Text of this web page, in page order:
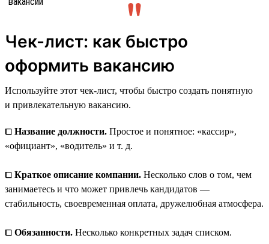
Чек-лист: как быстро
оформить вакансию
Используйте этот чек-лист, чтобы быстро создать понятную
и привлекательную вакансию.
⧠ Название должности. Простое и понятное: «кассир»,
«официант», «водитель» и т. д.
⧠ Краткое описание компании. Несколько слов о том, чем
занимаетесь и что может привлечь кандидатов —
стабильность, своевременная оплата, дружелюбная атмосфера.
⧠ Обязанности. Несколько конкретных задач списком.